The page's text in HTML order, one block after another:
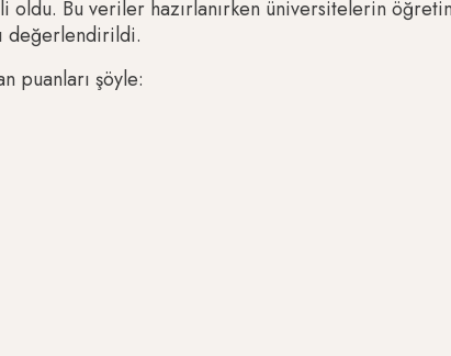
Bu veriler hazırlanırken üniversitelerin
değerlendirildi.
puanları şöyle: